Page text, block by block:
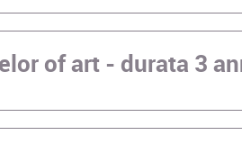
of art - durata 3